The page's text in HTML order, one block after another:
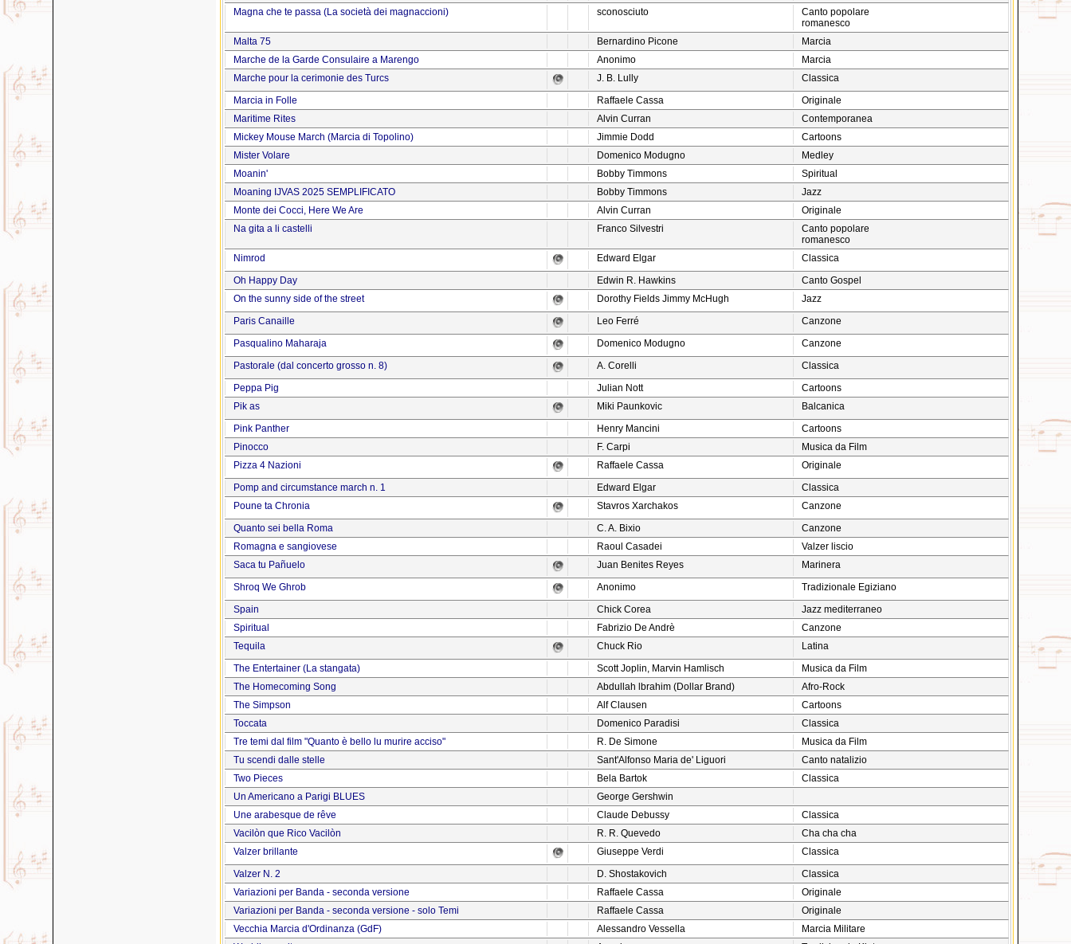
Magna che te passa (La società dei magnaccioni)
sconosciuto
Canto popolare
romanesco
Malta 75
Bernardino Picone
Marcia
Marche de la Garde Consulaire a Marengo
Anonimo
Marcia
Marche pour la cerimonie des Turcs
J. B. Lully
Classica
Marcia in Folle
Raffaele Cassa
Originale
Maritime Rites
Alvin Curran
Contemporanea
Mickey Mouse March (Marcia di Topolino)
Jimmie Dodd
Cartoons
Mister Volare
Domenico Modugno
Medley
Moanin'
Bobby Timmons
Spiritual
Moaning IJVAS 2025 SEMPLIFICATO
Bobby Timmons
Jazz
Monte dei Cocci, Here We Are
Alvin Curran
Originale
Na gita a li castelli
Franco Silvestri
Canto popolare
romanesco
Nimrod
Edward Elgar
Classica
Oh Happy Day
Edwin R. Hawkins
Canto Gospel
On the sunny side of the street
Dorothy Fields Jimmy McHugh
Jazz
Paris Canaille
Leo Ferré
Canzone
Pasqualino Maharaja
Domenico Modugno
Canzone
Pastorale (dal concerto grosso n. 8)
A. Corelli
Classica
Peppa Pig
Julian Nott
Cartoons
Pik as
Miki Paunkovic
Balcanica
Pink Panther
Henry Mancini
Cartoons
Pinocco
F. Carpi
Musica da Film
Pizza 4 Nazioni
Raffaele Cassa
Originale
Pomp and circumstance march n. 1
Edward Elgar
Classica
Poune ta Chronia
Stavros Xarchakos
Canzone
Quanto sei bella Roma
C. A. Bixio
Canzone
Romagna e sangiovese
Raoul Casadei
Valzer liscio
Saca tu Pañuelo
Juan Benites Reyes
Marinera
Shroq We Ghrob
Anonimo
Tradizionale Egiziano
Spain
Chick Corea
Jazz mediterraneo
Spiritual
Fabrizio De Andrè
Canzone
Tequila
Chuck Rio
Latina
The Entertainer (La stangata)
Scott Joplin, Marvin Hamlisch
Musica da Film
The Homecoming Song
Abdullah lbrahim (Dollar Brand)
Afro-Rock
The Simpson
Alf Clausen
Cartoons
Toccata
Domenico Paradisi
Classica
Tre temi dal film "Quanto è bello lu murire acciso"
R. De Simone
Musica da Film
Tu scendi dalle stelle
Sant'Alfonso Maria de' Liguori
Canto natalizio
Two Pieces
Bela Bartok
Classica
Un Americano a Parigi BLUES
George Gershwin
Une arabesque de rêve
Claude Debussy
Classica
Vacilòn que Rico Vacilòn
R. R. Quevedo
Cha cha cha
Valzer brillante
Giuseppe Verdi
Classica
Valzer N. 2
D. Shostakovich
Classica
Variazioni per Banda - seconda versione
Raffaele Cassa
Originale
Variazioni per Banda - seconda versione - solo Temi
Raffaele Cassa
Originale
Vecchia Marcia d'Ordinanza (GdF)
Alessandro Vessella
Marcia Militare